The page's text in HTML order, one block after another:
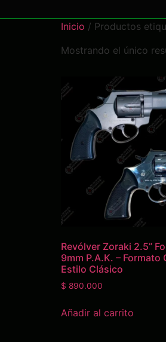
Inicio / Productos
Mostrando el único
Revólver Zoraki 2.5”
9mm P.A.K. – Formato
Estilo Clásico
$ 890.000
Añadir al carrito